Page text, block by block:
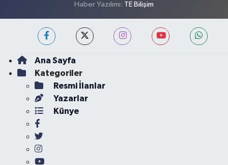
Haber Yazılımı: TE Bilişim
Ana Sayfa
Kategoriler
Resmi İlanlar
Yazarlar
Künye